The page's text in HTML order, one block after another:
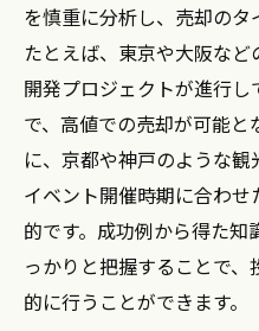
成功者が実践す
売却タイミング
ポイント
市場タイミング
経験者が語る利
売却時に避ける
ワンルームマンショ
の重要性
を慎重に分析し、売却のタ
たとえば、東京や大阪な
開発プロジェクトが進行
で、高値での売却が可能と
に、京都や神戸のような
イベント開催時期に合わ
的です。成功例から得た
っかりと把握することで
的に行うことができます。